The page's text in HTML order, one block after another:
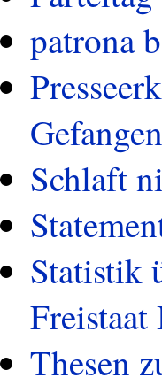
patrona
Schlaft
Statistik
Freistaat
Thesen